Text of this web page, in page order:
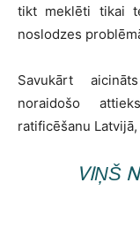
tikt meklēti tikai
noslodzes
Savukārt
noraidošo
ratificēšanu
VIŅŠ